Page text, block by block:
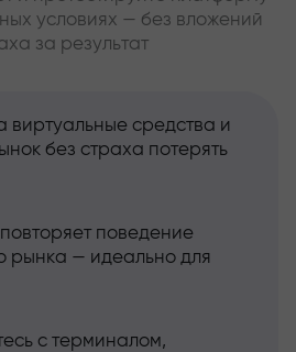
условиях — без вложений
за результат
виртуальные средства и
без страха потерять
поведение
рынка — идеально для
с терминалом,